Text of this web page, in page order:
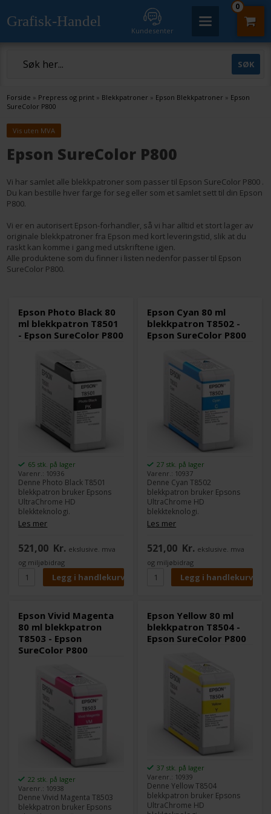
Grafisk-Handel
Kundesenter
0
Forside » Prepress og print » Blekkpatroner » Epson Blekkpatroner » Epson
SureColor P800
Vis uten MVA
Epson SureColor P800
Vi har samlet alle blekkpatroner som passer til Epson SureColor P800 .
Du kan bestille hver farge for seg eller som et samlet sett til din Epson
P800.
Vi er en autorisert Epson-forhandler, så vi har alltid et stort lager av
originale blekkpatroner fra Epson med kort leveringstid, slik at du
raskt kan komme i gang med utskriftene igjen.
Alle produktene som du finner i listen nedenfor passer til Epson
SureColor P800.
Epson Photo Black 80
ml blekkpatron T8501
- Epson SureColor P800
65 stk. på lager
Varenr.: 10936
Denne Photo Black T8501
blekkpatron bruker Epsons
UltraChrome HD
blekkteknologi.
Du du kan skrive ut sort/hvitt
med høy Dmax og samtidig få
er bedre den den du kjenner
fra Epson 3880.
Innhold:
80 ml
UltraChrome HD
Les mer
521,00 Kr. ekslusive. mva
og miljøbidrag
Epson Cyan 80 ml
blekkpatron T8502 -
Epson SureColor P800
27 stk. på lager
Varenr.: 10937
Denne Cyan T8502
blekkpatron bruker Epsons
UltraChrome HD
blekkteknologi.
Du du kan skrive ut sort/hvitt
med høy Dmax og samtidig få
er bedre den den du kjenner
fra Epson 3880.
Innhold:
80 ml
UltraChrome HD
Les mer
521,00 Kr. ekslusive. mva
og miljøbidrag
Epson Vivid Magenta
80 ml blekkpatron
T8503 - Epson
SureColor P800
22 stk. på lager
Varenr.: 10938
Denne Vivid Magenta T8503
blekkpatron bruker Epsons
Epson Yellow 80 ml
blekkpatron T8504 -
Epson SureColor P800
37 stk. på lager
Varenr.: 10939
Denne Yellow T8504
blekkpatron bruker Epsons
UltraChrome HD